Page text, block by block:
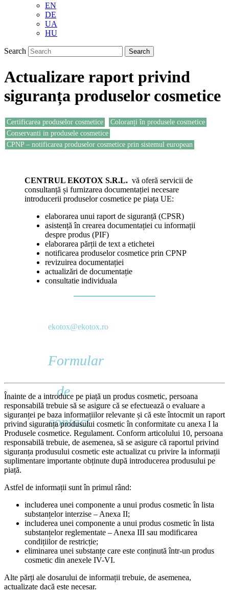
EN
DE
UA
HU
Search
Actualizare raport privind
siguranța produselor cosmetice
Certificarea produselor cosmetice
Coloranți în produsele cosmetice
Conservanti in produsele cosmetice
CPNP – notificarea produselor cosmetice prin sistemul european
CENTRUL EKOTOX S.R.L. vă oferă servicii de
consultanță și furnizarea documentației necesare
introducerii produselor cosmetice pe piața UE:
elaborarea unui raport de siguranță (CPSR)
asistență în crearea documentației cu informații
despre produs (PIF)
elaborarea părții de text a etichetei
notificarea produselor cosmetice prin CPNP
revizuirea documentației
actualizări de documentație
consultatie individuala
ekotox@ekotox.ro
Formular
de
contact
Înainte de a introduce pe piață un produs cosmetic, persoana
responsabilă trebuie să se asigure că se efectuează o evaluare a
siguranței pe baza informațiilor relevante și că este întocmit un raport
privind siguranța produsului cosmetic în conformitate cu anexa I la
Produsele cosmetice. Regulament. Conform articolului 10, persoana
responsabilă trebuie, de asemenea, să se asigure că raportul privind
siguranța produsului cosmetic este actualizat cu privire la informații
suplimentare importante obținute după introducerea produsului pe
piață.
Astfel de informații sunt în primul rând:
includerea unei componente a unui produs cosmetic în lista
substanțelor interzise – Anexa II;
includerea unei componente a unui produs cosmetic în lista
substanțelor reglementate – Anexa III sau modificarea
condițiilor de restricție;
eliminarea unei substanțe care este conținută într-un produs
cosmetic din anexele IV-VI.
Alte părți ale dosarului de informații trebuie, de asemenea,
actualizate dacă este necesar.